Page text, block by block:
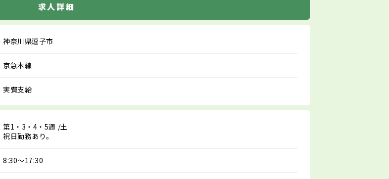
求人詳細
神奈川県逗子市
京急本線
実費支給
第1・3・4・5週 /土
祝日勤務あり。
8:30～17:30